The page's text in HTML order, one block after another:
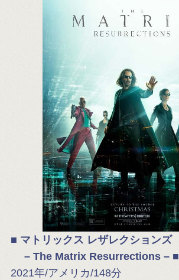
■ マトリックス レザレクションズ
–The Matrix Resurrections – ■
2021年/アメリカ/148分